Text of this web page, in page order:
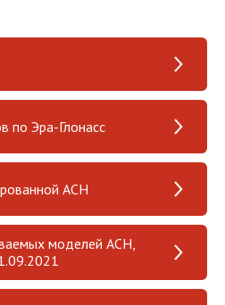
по Эра-Глонасс
АСН
моделей АСН,